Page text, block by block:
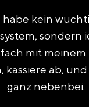
habe kein
sondern
mit meinem
kassiere ab, und
ganz nebenbei.